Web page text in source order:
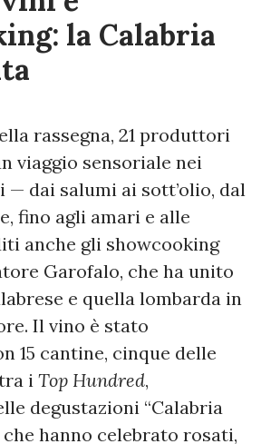
la Calabria
rassegna, 21 produttori
viaggio sensoriale nei
— dai salumi ai sott’olio, dal
fino agli amari e alle
anche gli showcooking
Garofalo, che ha unito
e quella lombarda in
Il vino è stato
15 cantine, cinque delle
i Top Hundred,
degustazioni “Calabria
che hanno celebrato rosati,